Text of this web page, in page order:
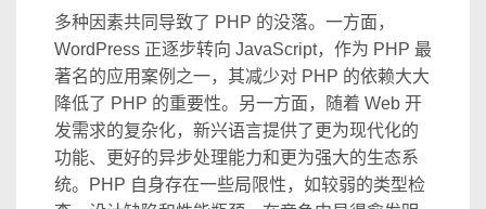
多种因素共同导致了 PHP 的没落。一方面，
WordPress 正逐步转向 JavaScript，作为 PHP 最
著名的应用案例之一，其减少对 PHP 的依赖大大
降低了 PHP 的重要性。另一方面，随着 Web 开
发需求的复杂化，新兴语言提供了更为现代化的
功能、更好的异步处理能力和更为强大的生态系
统。PHP 自身存在一些局限性，如较弱的类型检